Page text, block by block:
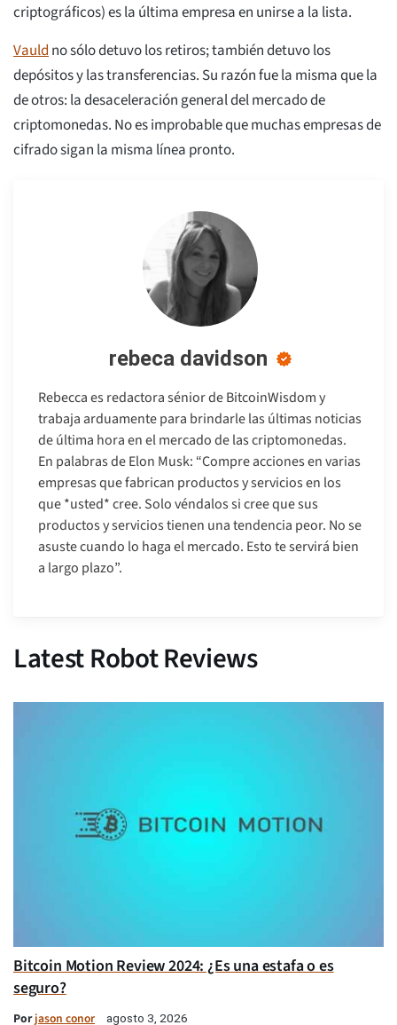
criptográficos) es la última empresa en unirse a la lista.
Vauldno sólo detuvo los retiros; también detuvo los
depósitos y las transferencias. Su razón fue la misma que la
de otros: la desaceleración general del mercado de
criptomonedas. No es improbable que muchas empresas de
cifrado sigan la misma línea pronto.
rebeca davidson
Rebecca es redactora sénior de BitcoinWisdom y
trabaja arduamente para brindarle las últimas noticias
de última hora en el mercado de las criptomonedas.
En palabras de Elon Musk: “Compre acciones en varias
empresas que fabrican productos y servicios en los
que *usted* cree. Solo véndalos si cree que sus
productos y servicios tienen una tendencia peor. No se
asuste cuando lo haga el mercado. Esto te servirá bien
a largo plazo”.
Latest Robot Reviews
Bitcoin Motion Review 2024: ¿Es una estafa o es
seguro?
Porjason conor agosto 3, 2026